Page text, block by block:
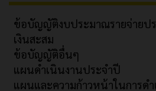
ข้อบัญญัติงบประมาณรายจ่ายป
เงินสะสม
ข้อบัญญัติอื่นๆ
แผนดำเนินงานประจำปี
แผนและความก้าวหน้าในการด